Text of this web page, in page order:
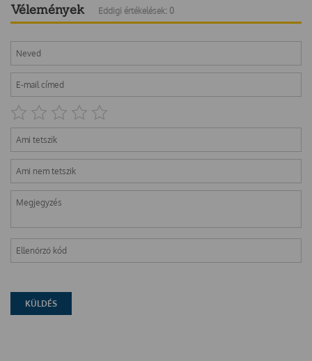
Vélemények Eddigi értékelések: 0